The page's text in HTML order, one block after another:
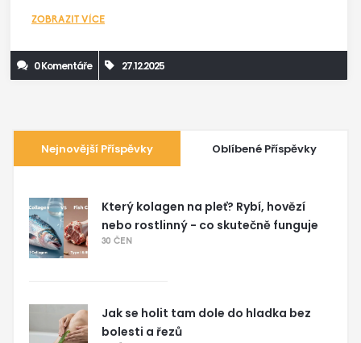
ZOBRAZIT VÍCE
0 Komentáře 27.12.2025
Nejnovější Příspěvky Oblíbené Příspěvky
Který kolagen na pleť? Rybí, hovězí
nebo rostlinný - co skutečně funguje
30 ČEN
Jak se holit tam dole do hladka bez
bolesti a řezů